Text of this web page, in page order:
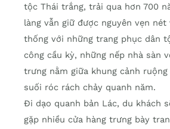
tộc Thái trắng, trải qua hơn 700
làng vẫn giữ được nguyên vẹn
thống với những trang phục dân
công cầu kỳ, những nếp nhà sàn
trưng nằm giữa khung cảnh
suối róc rách chảy quanh năm.
Đi dạo quanh bản Lác, du khách
gặp nhiều cửa hàng trưng bày